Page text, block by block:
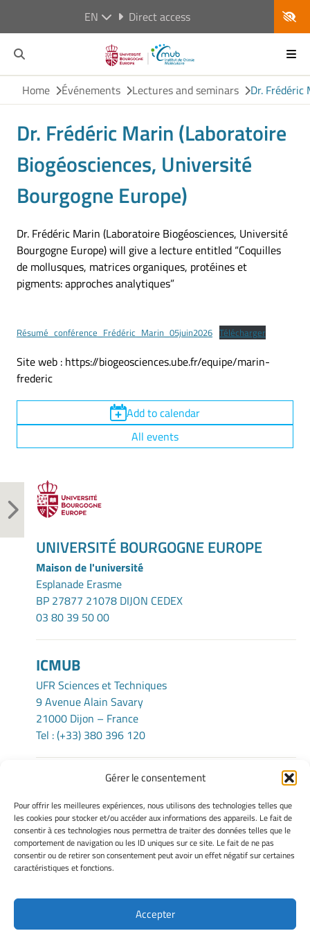
Gérer le consentement
Pour offrir les meilleures expériences, nous utilisons des technologies telles que
les cookies pour stocker et/ou accéder aux informations des appareils. Le fait de
consentir à ces technologies nous permettra de traiter des données telles que le
comportement de navigation ou les ID uniques sur ce site. Le fait de ne pas
consentir ou de retirer son consentement peut avoir un effet négatif sur certaines
caractéristiques et fonctions.
Accepter
EN Direct access
Home Événements Lectures and seminars Dr. Frédéric
Dr. Frédéric Marin (Laboratoire
Biogéosciences, Université
Bourgogne Europe)
Dr. Frédéric Marin (Laboratoire Biogéosciences, Université
Bourgogne Europe) will give a lecture entitled “Coquilles
de mollusques, matrices organiques, protéines et
pigments: approches analytiques”
Résumé_conférence_Frédéric_Marin_05juin2026 Télécharger
Site web : https://biogeosciences.ube.fr/equipe/marin-
frederic
Add to calendar
All events
UNIVERSITÉ BOURGOGNE EUROPE
Maison de l'université
Esplanade Erasme
BP 27877 21078 DIJON CEDEX
03 80 39 50 00
ICMUB
UFR Sciences et Techniques
9 Avenue Alain Savary
21000 Dijon – France
Tel : (+33) 380 396 120
TERMS OF USE
Legacy Notices
Manage my cookies
Cookie policy
Privacy statement